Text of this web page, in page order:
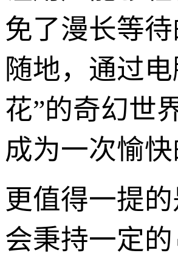
免了漫长等
随地，通过
花”的奇幻世
成为一次愉
更值得一提
会秉持一定